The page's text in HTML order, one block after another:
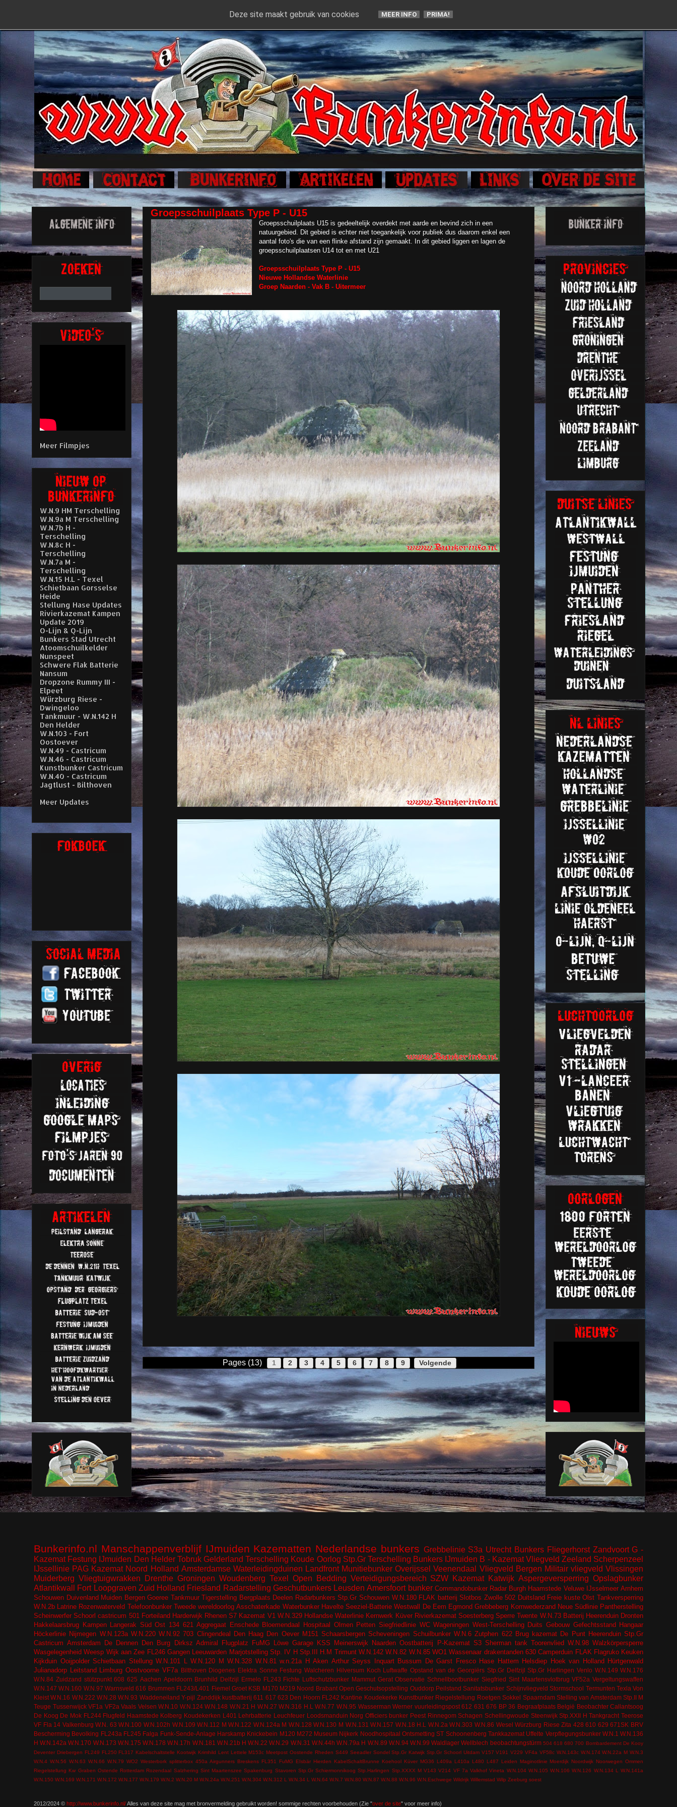
Groepsschuilplaats Type P - U15
Groepsschuilplaats U15 is gedeeltelijk overdekt met aarde en bevind zich in een
natuurgebied. Dit gebied is echter niet toegankelijk voor publiek dus daarom enkel een
aantal foto's die van een flinke afstand zijn gemaakt. In dit gebied liggen en lagen de
groepsschuilplaatsen U14 tot en met U21
Groepsschuilplaats Type P - U15
Nieuwe Hollandse Waterlinie
Groep Naarden - Vak B - Uitermeer
Pages (13) 1 2 3 4 5 6 7 8 9 Volgende
Meer Filmpjes
W.N.9 HM Terschelling
W.N.9a M Terschelling
W.N.7b H -
Terschelling
W.N.8c H -
Terschelling
W.N.7a M -
Terschelling
W.N.15 H.L - Texel
Schietbaan Gorsselse
Heide
Stellung Hase Updates
Rivierkazemat Kampen
Update 2019
O-Lijn & Q-Lijn
Bunkers Stad Utrecht
Atoomschuilkelder
Nunspeet
Schwere Flak Batterie
Nansum
Dropzone Rummy III -
Elpeet
Würzburg Riese -
Dwingeloo
Tankmuur - W.N.142 H
Den Helder
W.N.103 - Fort
Oostoever
W.N.49 - Castricum
W.N.46 - Castricum
Kunstbunker Castricum
W.N.40 - Castricum
Jagtlust - Bilthoven
Meer Updates
Bunkerinfo.nl Manschappenverblijf IJmuiden Kazematten Nederlandse bunkers Grebbelinie S3a Utrecht Bunkers Fliegerhorst Zandvoort G -
Kazemat Festung IJmuiden Den Helder Tobruk Gelderland Terschelling Koude Oorlog Stp.Gr Terschelling Bunkers IJmuiden B - Kazemat Vliegveld Zeeland Scherpenzeel
IJssellinie PAG Kazemat Noord Holland Amsterdamse Waterleidingduinen Landfront Munitiebunker Overijssel Veenendaal Vliegveld Bergen Militair vliegveld Vlissingen
Muiderberg Vliegtuigwrakken Drenthe Groningen Woudenberg Texel Open Bedding Verteidigungsbereich SZW Kazemat Katwijk Aspergeversperring Opslagbunker
Atlantikwall
Fort Loopgraven Zuid Holland Friesland Radarstelling Geschutbunkers Leusden Amersfoort bunker Commandobunker Radar Burgh Haamstede Veluwe IJsselmeer Arnhem
Schouwen Duivenland Muiden Bergen Goeree Tankmuur Tigerstelling Bergplaats Deelen Radarbunkers Stp.Gr Schouwen W.N.180 FLAK batterij Slotbos Zwolle 502 Duitsland Freie kuste Olst Tankversperring
W.N.2b Latrine Rozenwaterveld Telefoonbunker Tweede wereldoorlog Asschaterkade Waterbunker Havelte Seeziel-Batterie Westwall De Eem Egmond Grebbeberg Kornwederzand Neue Südlinie Pantherstelling
Scheinwerfer Schoorl castricum 501 Forteiland Harderwijk Rhenen S7 Kazemat V1 W.N.329 Hollandse Waterlinie Kernwerk Küver Rivierkazemat Soesterberg Sperre Twente W.N.73 Batterij Heerenduin Dronten
Hakkelaarsbrug Kampen Langerak Süd Ost 134 621 Aggregaat Enschede Bloemendaal Hospitaal Olmen Petten Siegfriedlinie WC Wageningen West-Terschelling Duits Gebouw Gefechtsstand Hangaar
Höckerlinie Nijmegen W.N.123a W.N.220 W.N.92 703 Clingendeal Den Haag Den Oever M151 Schaarsbergen Scheveningen Schuilbunker W.N.6 Zutphen 622 Brug kazemat De Punt Heerenduin Stp.Gr
Castricum Amsterdam De Dennen Den Burg Dirksz Admiral Flugplatz FuMG Löwe Garage KSS Meinerswijk Naarden Oostbatterij P-Kazemat S3 Sherman tank Toorenvlied W.N.98 Walzkörpersperre
Wasgelegenheid Weesp Wijk aan Zee FL246 Gangen Leeuwarden Marjotstelling Stp. IV H Stp.III H.M Trimunt W.N.142 W.N.82 W.N.85 WO1 Wassenaar drakentanden 630 Camperduin FLAK Flagruko Keuken
Kijkduin Ooijpolder Schietbaan Stellung W.N.101 L W.N.120 M W.N.328 W.N.81 w.n.21a H Aken Arthur Seyss Inquart Bussum De Garst Fresco Hase Hattem Helsdiep Hoek van Holland Hürtgenwald
Julianadorp Leitstand Limburg Oostvoorne VF7a Bilthoven Diogenes Elektra Sonne Festung Walcheren Hilversum Koch Luftwaffe Opstand van de Georgiërs Stp.Gr Delfzijl Stp.Gr Harlingen Venlo W.N.149 W.N.176
W.N.84 Zuidzand stützpunkt 608 625 Aachen Apeldoorn Brunhild Delfzijl Ermelo FL243 Fichte Luftschutzbunker Mammut Gerat Observatie Schnellbootbunker Siegfried Sint Maartensvlotbrug VF52a Vergeltungswaffen
W.N.147 W.N.160 W.N.97 Warnsveld 616 Brummen FL243/L401 Fiemel Groet KSB M170 M219 Noord Brabant Open Geschutsopstelling Ouddorp Peilstand Sanitatsbunker Schijnvliegveld Stormschool Termunten Texla Von
Kleist W.N.16 W.N.222 W.N.28 W.N.93 Waddeneiland Y-pijl Zanddijk kustbatterij 611 617 623 Den Hoorn FL242 Kantine Koudekerke Kunstbunker Riegelstellung Roetgen Sokkel Spaarndam Stelling van Amsterdam Stp.II M
Teuge Tussenwijck VF1a VF2a Vaals Velsen W.N.10 W.N.124 W.N.148 W.N.21 H W.N.27 W.N.316 H.L W.N.77 W.N.95 Wasserman Werner vuurleidingspost 612 631 676 BP 36 Begraafplaats België Beobachter Callantsoog
De Koog De Mok FL244 Flugfeld Haamstede Kolberg Koudekerken L401 Lehrbatterie Leuchfeuer Loodsmanduin Norg Officiers bunker Peest Rinnegom Schagen Schellingwoude Steenwijk Stp.XXII H Tankgracht Teerose
VF Fla 14 Valkenburg W.N. 63 W.N.100 W.N.102h W.N.109 W.N.112 M W.N.122 W.N.124a M W.N.128 W.N.130 M W.N.131 W.N.157 W.N.18 H.L W.N.2a W.N.303 W.N.86 Wesel Würzburg Riese Zita 428 610 629 671SK BRV
Bescherming Bevolking FL243a FL245 Falga Funk-Sende-Anlage Harskamp Knickebein M120 M272 Museum Nijkerk Noodhospitaal Ontsmetting ST Schoonenberg Tankkazemat Uffelte Verpflegungsbunker W.N.1 W.N.136
H W.N.142a W.N.170 W.N.173 W.N.175 W.N.178 W.N.17h W.N.181 W.N.21b H W.N.22 W.N.29 W.N.31 W.N.44h W.N.79a H W.N.89 W.N.94 W.N.99 Waldlager Wellblech beobachtungstürm 504 618 680 700 Bombardement De Kooy
Deventer Driebergen FL249 FL250 FL317 Kabelschaltstelle Kootwijk Krimhild Lent Lettele M153c Meetpost Oostende Rheden S449 Seeadler Sondel Stp.Gr Katwijk Stp.Gr Schoorl Uitdam V157 V191 V229 VF4a VF58c W.N.143c W.N.174 W.N.22a M W.N.3
W.N.4 W.N.56 W.N.63 W.N.66 W.N.79 WO2 Westerbork splitterbox 450a Airgunners Breskens FL351 FuMG EIsbär Hierden KabelSchaltBrunne Koehool Küver MG36 L409a L410a L480 L487 Leiden Maginotlinie Moerdijk Noordwijk Noorwegen Ommen
Riegelstellung Kw Graben Ostende Rotterdam Rozendaal Salzhering Sint Maartenszee Spakenburg Stavoren Stp.Gr Schiermonnikoog Stp.Harlingen Stp.XXXX M V143 V214 VF 7a Valkhof Vineta W.N.104 W.N.105 W.N.106 W.N.126 W.N.134 L
W.N.141a
W.N.150 W.N.169 W.N.171 W.N.172 W.N.177 W.N.179 W.N.2 W.N.20 M W.N.24a W.N.251 W.N.304 W.N.312 L W.N.34 L W.N.64 W.N.7 W.N.80 W.N.87 W.N.88 W.N.96 W.N.Eschwege Wildrijk Willemstad Wilp Zeeburg soest
2012/2024 © http://www.bunkerinfo.nl/Alles van deze site mag met bronvermelding gebruikt worden! sommige rechten voorbehouden (Zie "over de site" voor meer info)
Deze site maakt gebruik van cookies MEER INFO PRIMA!